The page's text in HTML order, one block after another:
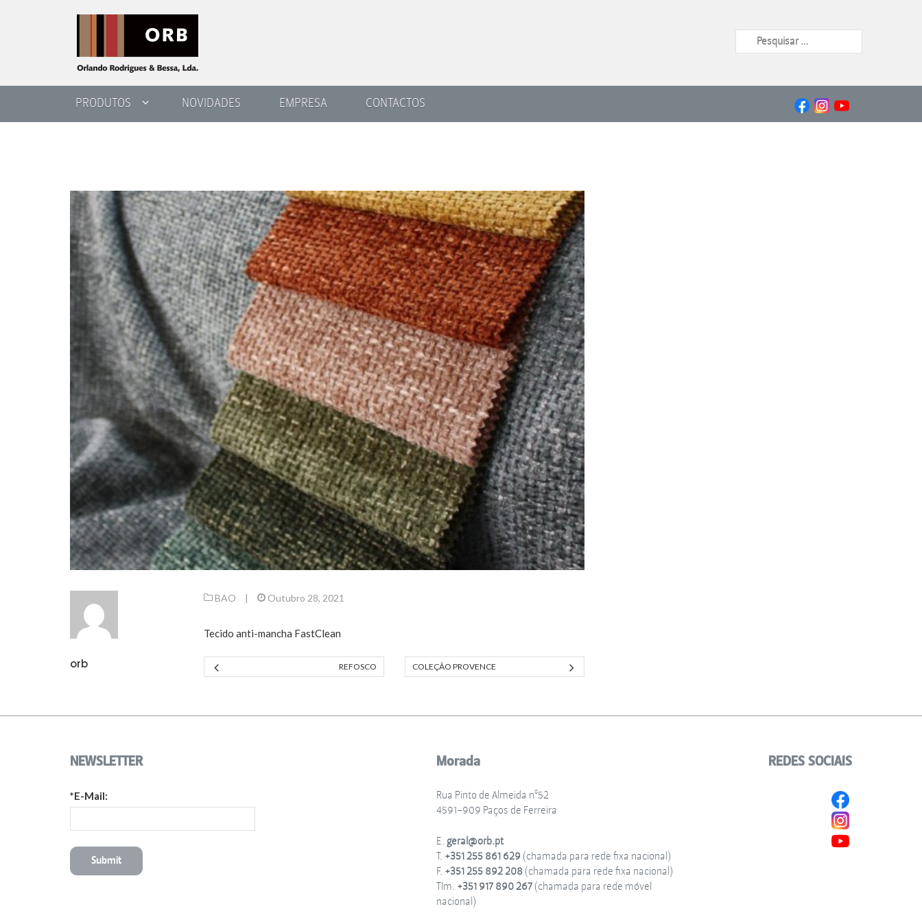
PRODUTOS NOVIDADES EMPRESA CONTACTOS
orb
BAO | Outubro 28, 2021
Tecido anti-mancha FastClean
REFOSCO COLEÇÃO PROVENCE
NEWSLETTER
*E-Mail:
Morada
Rua Pinto de Almeida nº52
4591-909 Paços de Ferreira
E. geral@orb.pt
T. +351 255 861 629 (chamada para rede fixa nacional)
F. +351 255 892 208(chamada para rede fixa nacional)
Tlm. +351 917 890 267(chamada para rede móvel
nacional)
REDES SOCIAIS